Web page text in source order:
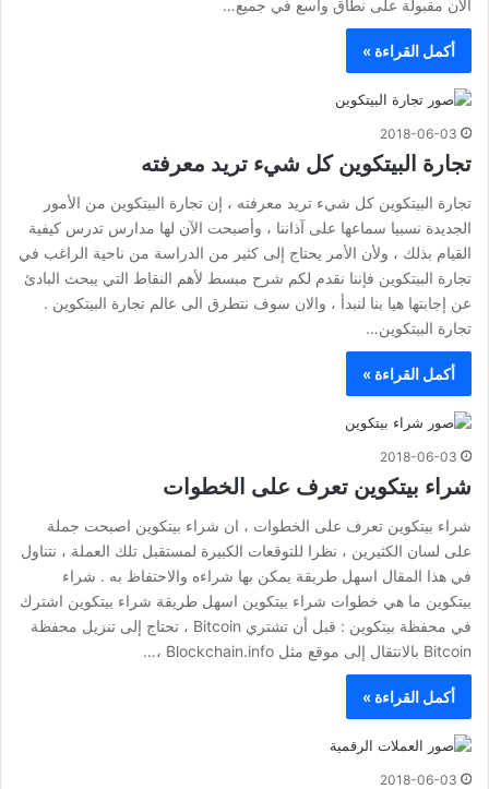
الآن مقبولة على نطاق واسع في جميع…
أكمل القراءة »
2018-06-03
تجارة البيتكوين كل شيء تريد معرفته
تجارة البيتكوين كل شيء تريد معرفته ، إن تجارة البيتكوين من الأمور
الجديدة نسبيا سماعها على آذاننا ، وأصبحت الآن لها مدارس تدرس كيفية
القيام بذلك ، ولأن الأمر يحتاج إلى كثير من الدراسة من ناحية الراغب في
تجارة البيتكوين فإننا نقدم لكم شرح مبسط لأهم النقاط التي يبحث البادئ
عن إجابتها هيا بنا لنبدأ ، والان سوف نتطرق الى عالم تجارة البيتكوين .
تجارة البيتكوين…
أكمل القراءة »
2018-06-03
شراء بيتكوين تعرف على الخطوات
شراء بيتكوين تعرف على الخطوات ، ان شراء بيتكوين اصبحت جملة
على لسان الكثيرين ، نظرا للتوقعات الكبيرة لمستقبل تلك العملة ، نتناول
في هذا المقال اسهل طريقة يمكن بها شراءه والاحتفاظ به . شراء
بيتكوين ما هي خطوات شراء بيتكوين اسهل طريقة شراء بيتكوين اشترك
في محفظة بيتكوين : قبل أن تشتري Bitcoin ، تحتاج إلى تنزيل محفظة
Bitcoin بالانتقال إلى موقع مثل Blockchain.info ،…
أكمل القراءة »
2018-06-03